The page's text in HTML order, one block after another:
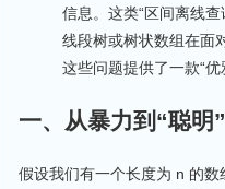
信息。这类“区间离线
线段树或树状数组在面
这些问题提供了一款“
一、从暴力到“聪明
假设我们有一个长度为 n 的